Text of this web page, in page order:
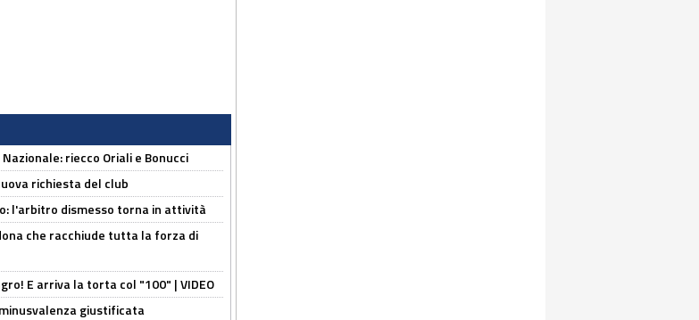
riecco Oriali e Bonucci
richiesta del club
l'arbitro dismesso torna in attività
che racchiude tutta la forza di
E arriva la torta col "100" | VIDEO
giustificata